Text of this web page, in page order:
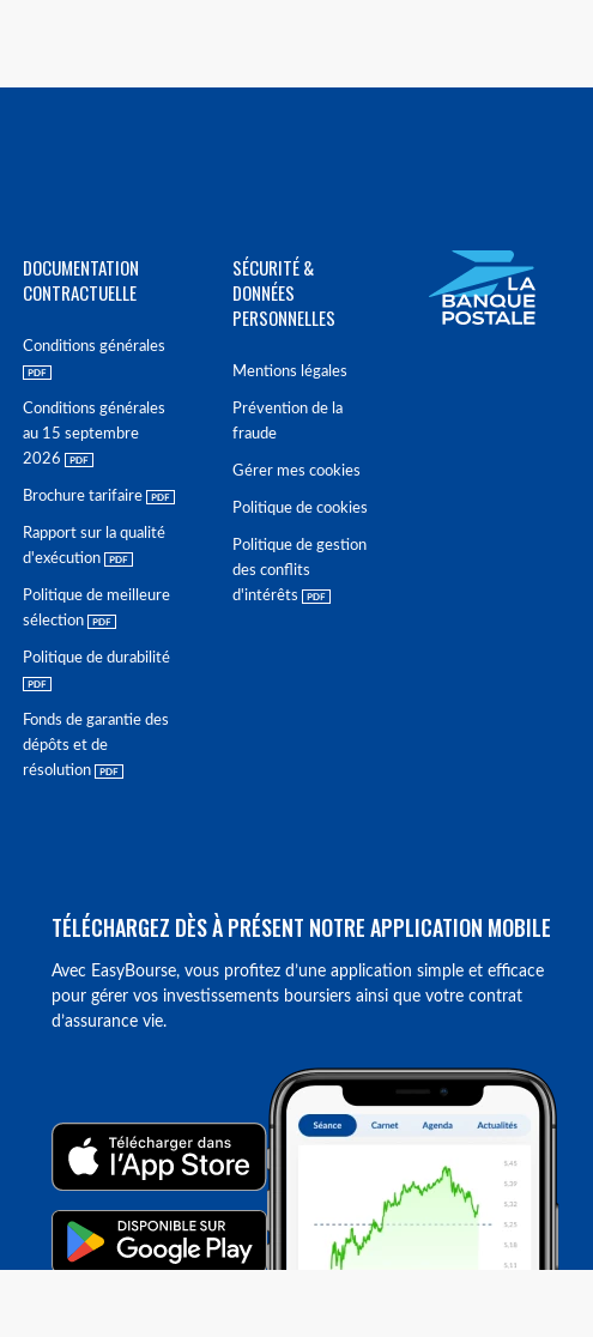
DOCUMENTATION
CONTRACTUELLE
Conditions générales
Conditions générales
au 15 septembre
2026
Brochure tarifaire
Rapport sur la qualité
d'exécution
Politique de meilleure
sélection
Politique de durabilité
Fonds de garantie des
dépôts et de
résolution
SÉCURITÉ &
DONNÉES
PERSONNELLES
Mentions légales
Prévention de la
fraude
Gérer mes cookies
Politique de cookies
Politique de gestion
des conflits
d'intérêts
TÉLÉCHARGEZ DÈS À PRÉSENT NOTRE APPLICATION MOBILE
Avec EasyBourse, vous profitez d’une application simple et efficace
pour gérer vos investissements boursiers ainsi que votre contrat
d’assurance vie.
Personnalisez vos préférences pour contrôler la manière dont